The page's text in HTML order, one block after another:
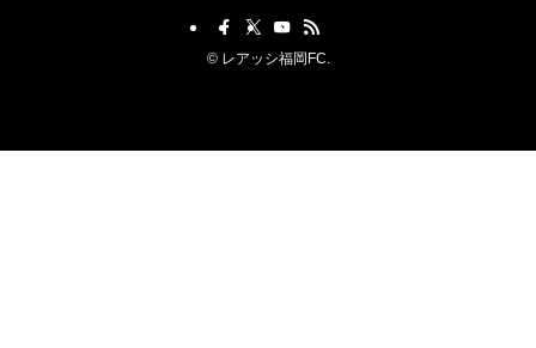
©レアッシ福岡FC.